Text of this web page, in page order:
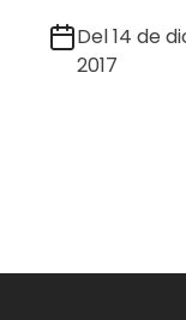
Del 14 de
2017